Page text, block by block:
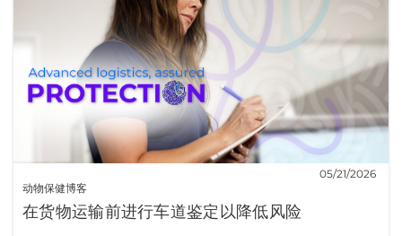
动物保健博客
05/21/2026
在货物运输前进行车道鉴定以降低风险